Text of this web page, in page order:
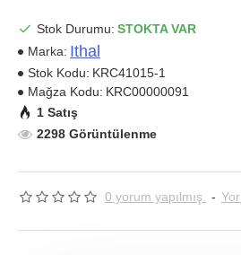
Stok Durumu: STOKTA VAR
Marka: Ithal
Stok Kodu: KRC41015-1
Mağza Kodu: KRC00000091
1 Satış
2298 Görüntülenme
0 yorum yapılmış. -